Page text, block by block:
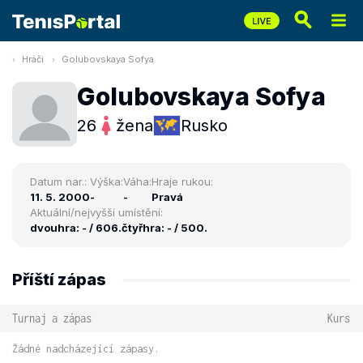
Hráči Golubovskaya Sofya
Golubovskaya Sofya
26 žena Rusko
Datum nar.:
11. 5. 2000
Výška:
-
Váha:
-
Hraje rukou:
Pravá
Aktuální/nejvyšší umístění:
dvouhra: - / 606.čtyřhra: - / 500.
Příští zápas
Turnaj a zápas Kurs
Žádné nadcházející zápasy.